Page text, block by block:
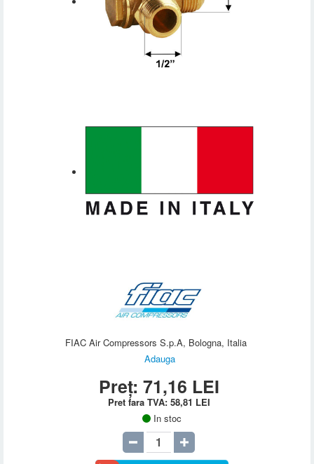
FIAC Air Compressors S.p.A, Bologna, Italia
Adauga
Preț: 71,16 LEI
Pret fara TVA: 58,81 LEI
In stoc